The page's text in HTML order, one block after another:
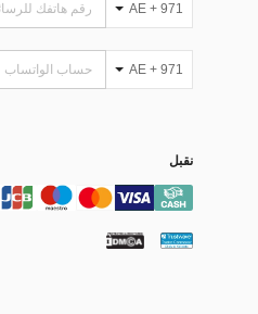
AE + 971
AE + 971
نقبل